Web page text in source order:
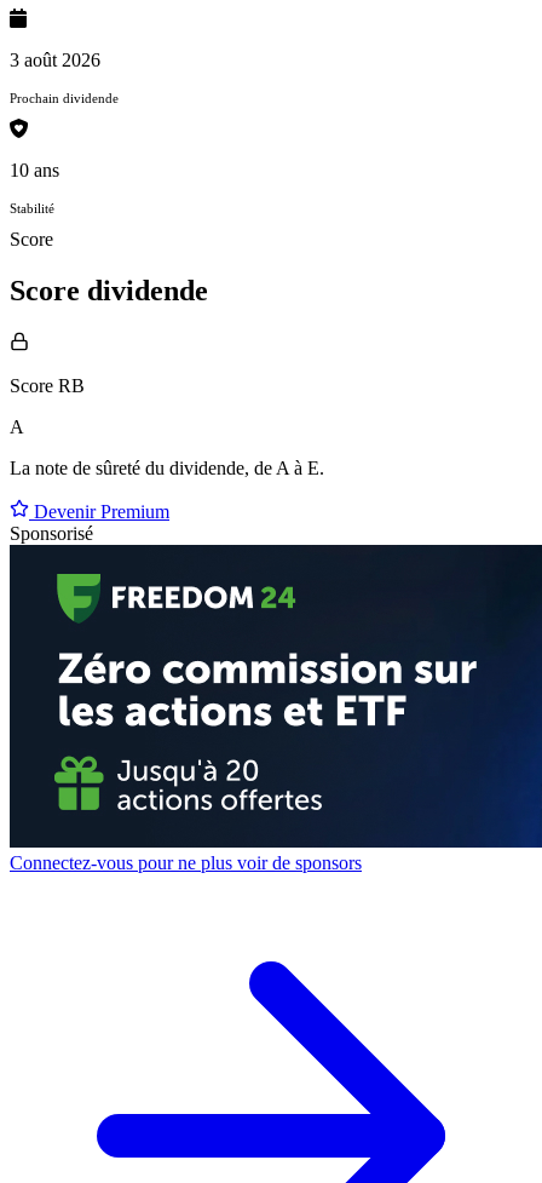
3 août 2026
Prochain dividende
10 ans
Stabilité
Score
Score dividende
Score RB
A
La note de sûreté du dividende, de A à E.
Devenir Premium
Sponsorisé
Connectez-vous pour ne plus voir de sponsors